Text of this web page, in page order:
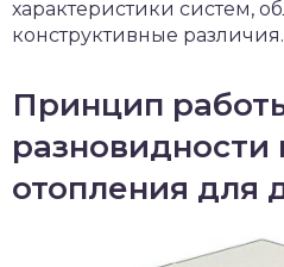
характеристики систем,
конструктивные различия.
Принцип
разновидности
отопления для